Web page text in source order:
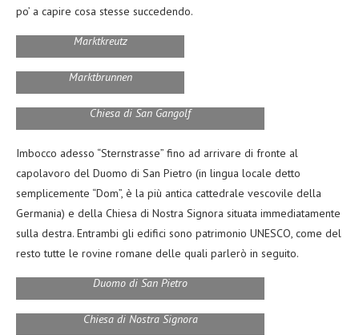
po’ a capire cosa stesse succedendo.
Marktkreutz
Marktbrunnen
Chiesa di San Gangolf
Imbocco adesso “Sternstrasse” fino ad arrivare di fronte al
capolavoro del Duomo di San Pietro (in lingua locale detto
semplicemente “Dom”, è la più antica cattedrale vescovile della
Germania) e della Chiesa di Nostra Signora situata immediatamente
sulla destra. Entrambi gli edifici sono patrimonio UNESCO, come del
resto tutte le rovine romane delle quali parlerò in seguito.
Duomo di San Pietro
Chiesa di Nostra Signora